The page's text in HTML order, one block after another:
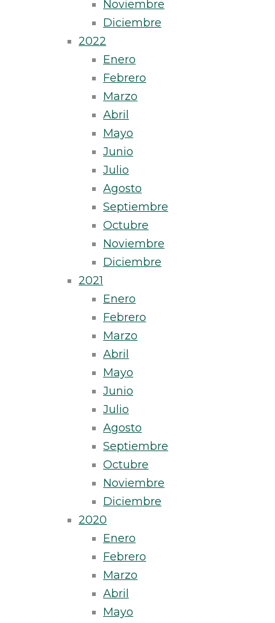
Noviembre
Diciembre
2022
Enero
Febrero
Marzo
Abril
Mayo
Junio
Julio
Agosto
Septiembre
Octubre
Noviembre
Diciembre
2021
Enero
Febrero
Marzo
Abril
Mayo
Junio
Julio
Agosto
Septiembre
Octubre
Noviembre
Diciembre
2020
Enero
Febrero
Marzo
Abril
Mayo